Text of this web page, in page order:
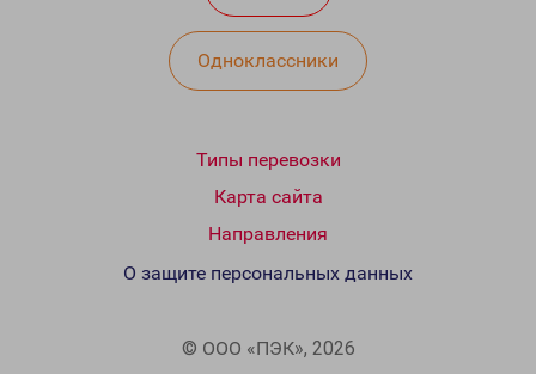
Одноклассники
Типы перевозки
Карта сайта
Направления
© ООО «ПЭК», 2026
О защите персональных данных